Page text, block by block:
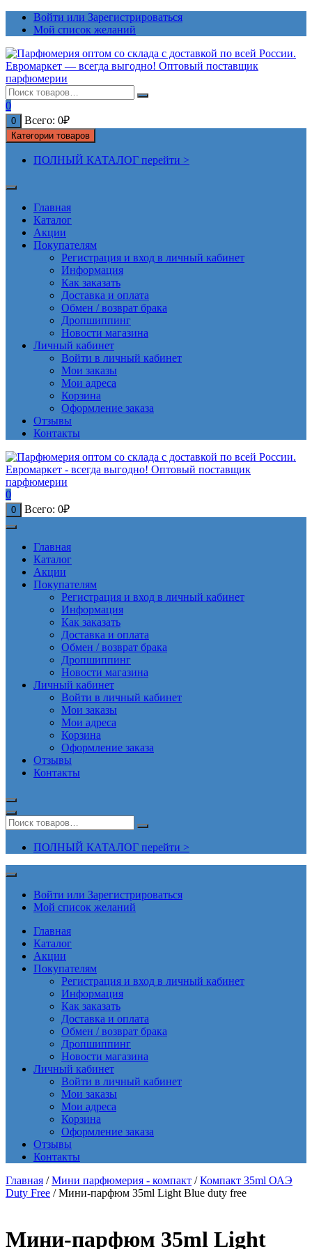
ПерейтиВойти или Зарегистрироваться
Мой список желаний
0
0 Всего: 0₽
Категории товаров
ПОЛНЫЙ КАТАЛОГ перейти >
Главная
Каталог
Акции
Покупателям
Регистрация и вход в личный кабинет
Информация
Как заказать
Доставка и оплата
Обмен / возврат брака
Дропшиппинг
Новости магазина
Личный кабинет
Войти в личный кабинет
Мои заказы
Мои адреса
Корзина
Оформление заказа
Отзывы
Контакты
0
0 Всего: 0₽
Главная
Каталог
Акции
Покупателям
Регистрация и вход в личный кабинет
Информация
Как заказать
Доставка и оплата
Обмен / возврат брака
Дропшиппинг
Новости магазина
Личный кабинет
Войти в личный кабинет
Мои заказы
Мои адреса
Корзина
Оформление заказа
Отзывы
Контакты
ПОЛНЫЙ КАТАЛОГ перейти >
Войти или Зарегистрироваться
Мой список желаний
Главная
Каталог
Акции
Покупателям
Регистрация и вход в личный кабинет
Информация
Как заказать
Доставка и оплата
Обмен / возврат брака
Дропшиппинг
Новости магазина
Личный кабинет
Войти в личный кабинет
Мои заказы
Мои адреса
Корзина
Оформление заказа
Отзывы
Контакты
Главная /Мини парфюмерия - компакт /Компакт 35ml ОАЭ
Duty Free / Мини-парфюм 35ml Light Blue duty free
Мини-парфюм 35ml Light